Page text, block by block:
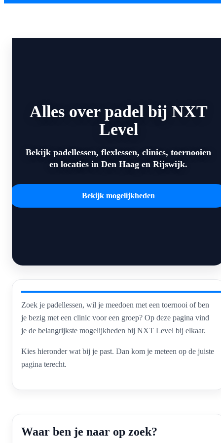
Alles over padel bij NXT
Level
Bekijk padellessen, flexlessen, clinics, toernooien
en locaties in Den Haag en Rijswijk.
Bekijk mogelijkheden
Zoek je padellessen, wil je meedoen met een toernooi of ben
je bezig met een clinic voor een groep? Op deze pagina vind
je de belangrijkste mogelijkheden bij NXT Level bij elkaar.
Kies hieronder wat bij je past. Dan kom je meteen op de juiste
pagina terecht.
Waar ben je naar op zoek?